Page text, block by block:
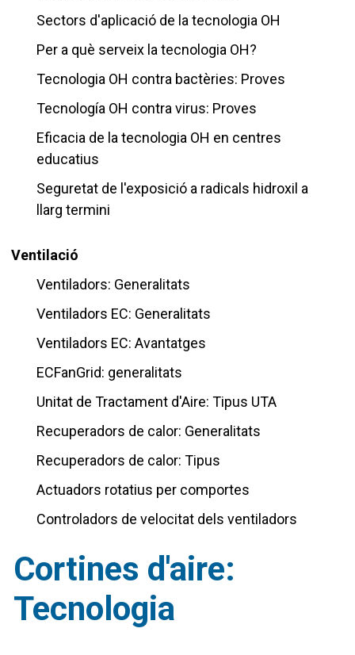
Sectors d'aplicació de la tecnologia OH
Per a què serveix la tecnologia OH?
Tecnologia OH contra bactèries: Proves
Tecnología OH contra virus: Proves
Eficacia de la tecnologia OH en centres
educatius
Seguretat de l'exposició a radicals hidroxil a
llarg termini
Ventilació
Ventiladors: Generalitats
Ventiladors EC: Generalitats
Ventiladors EC: Avantatges
ECFanGrid: generalitats
Unitat de Tractament d'Aire: Tipus UTA
Recuperadors de calor: Generalitats
Recuperadors de calor: Tipus
Actuadors rotatius per comportes
Controladors de velocitat dels ventiladors
Cortines d'aire:
Tecnologia